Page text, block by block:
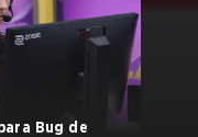
Bug de